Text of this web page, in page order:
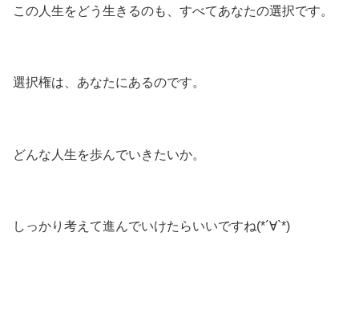
この人生をどう生きるのも、すべてあなたの選択です。
選択権は、あなたにあるのです。
どんな人生を歩んでいきたいか。
しっかり考えて進んでいけたらいいですね(*´∀`*)